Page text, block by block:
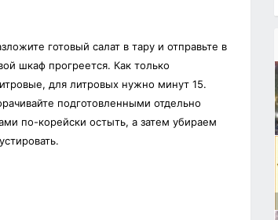
готовый салат в тару и отправьте в
шкаф прогреется. Как только
для литровых нужно минут 15.
подготовленными отдельно
по-корейски остыть, а затем убираем